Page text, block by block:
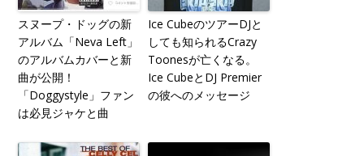
スヌープ・ドッグの新
アルバム「Neva Left」
のアルバムカバーと新
曲が公開！
「Doggystyle」ファン
は必見ジャケと曲
Ice CubeのツアーDJと
しても知られるCrazy
Toonesが亡くなる。
Ice CubeとDJ Premier
の彼へのメッセージ